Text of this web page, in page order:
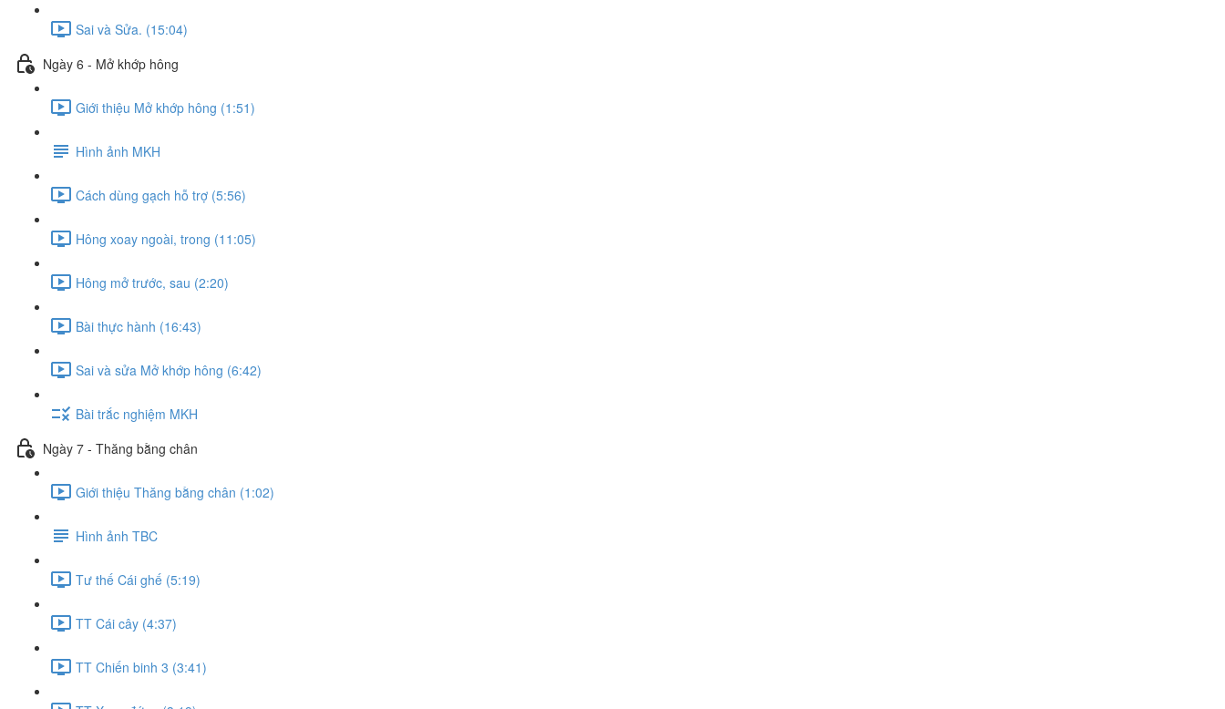
Sai và Sửa. (15:04)
Ngày 6 - Mở khớp hông
Giới thiệu Mở khớp hông (1:51)
Hình ảnh MKH
Cách dùng gạch hỗ trợ (5:56)
Hông xoay ngoài, trong (11:05)
Hông mở trước, sau (2:20)
Bài thực hành (16:43)
Sai và sửa Mở khớp hông (6:42)
Bài trắc nghiệm MKH
Ngày 7 - Thăng bằng chân
Giới thiệu Thăng bằng chân (1:02)
Hình ảnh TBC
Tư thế Cái ghế (5:19)
TT Cái cây (4:37)
TT Chiến binh 3 (3:41)